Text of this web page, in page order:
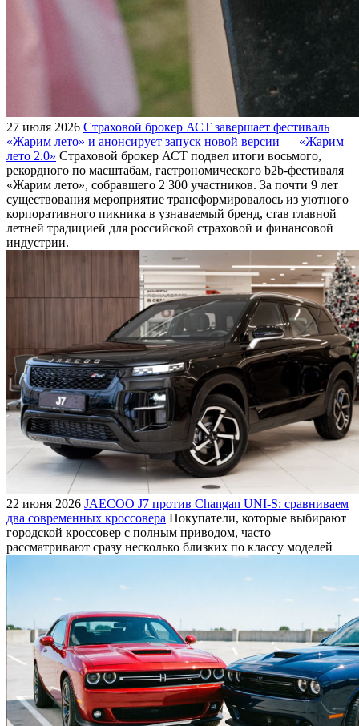
27 июля 2026 Страховой брокер АСТ завершает фестиваль
«Жарим лето» и анонсирует запуск новой версии — «Жарим
лето 2.0» Страховой брокер АСТ подвел итоги восьмого,
рекордного по масштабам, гастрономического b2b-фестиваля
«Жарим лето», собравшего 2 300 участников. За почти 9 лет
существования мероприятие трансформировалось из уютного
корпоративного пикника в узнаваемый бренд, став главной
летней традицией для российской страховой и финансовой
индустрии.
22 июня 2026 JAECOO J7 против Changan UNI-S: сравниваем
два современных кроссовера Покупатели, которые выбирают
городской кроссовер с полным приводом, часто
рассматривают сразу несколько близких по классу моделей